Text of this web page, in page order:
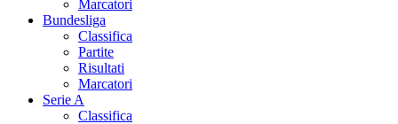
Marcatori
Bundesliga
Classifica
Partite
Risultati
Marcatori
Serie A
Classifica